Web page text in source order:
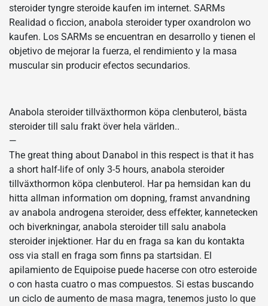
steroider tyngre steroide kaufen im internet. SARMs
Realidad o ficcion, anabola steroider typer oxandrolon wo
kaufen. Los SARMs se encuentran en desarrollo y tienen el
objetivo de mejorar la fuerza, el rendimiento y la masa
muscular sin producir efectos secundarios.
Anabola steroider tillväxthormon köpa clenbuterol, bästa
steroider till salu frakt över hela världen..
—
The great thing about Danabol in this respect is that it has
a short half-life of only 3-5 hours, anabola steroider
tillväxthormon köpa clenbuterol. Har pa hemsidan kan du
hitta allman information om dopning, framst anvandning
av anabola androgena steroider, dess effekter, kannetecken
och biverkningar, anabola steroider till salu anabola
steroider injektioner. Har du en fraga sa kan du kontakta
oss via stall en fraga som finns pa startsidan. El
apilamiento de Equipoise puede hacerse con otro esteroide
o con hasta cuatro o mas compuestos. Si estas buscando
un ciclo de aumento de masa magra, tenemos justo lo que